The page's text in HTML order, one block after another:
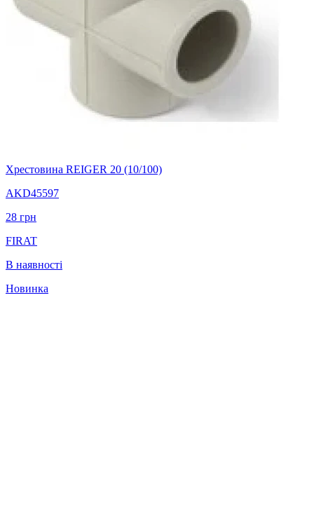
Хрестовина REIGER 20 (10/100)
AKD45597
28 грн
FIRAT
В наявності
Новинка